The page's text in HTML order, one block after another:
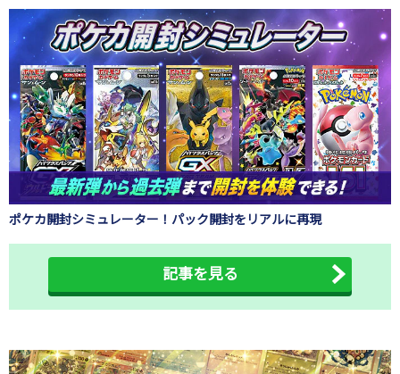
ポケカ開封シミュレーター！パック開封をリアルに再現
記事を見る